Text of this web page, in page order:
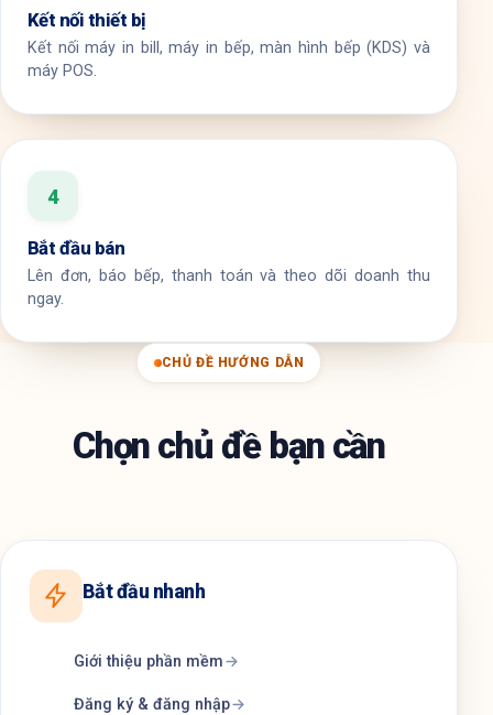
Kết nối thiết bị
Kết nối máy in bill, máy in bếp, màn hình bếp (KDS) và
máy POS.
4
Bắt đầu bán
Lên đơn, báo bếp, thanh toán và theo dõi doanh thu
ngay.
CHỦ ĐỀ HƯỚNG DẪN
Chọn chủ đề bạn cần
Bắt đầu nhanh
Giới thiệu phần mềm
Đăng ký & đăng nhập